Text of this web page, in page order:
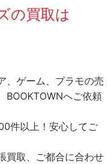
の買取は
、ゲーム、プラモの売
BOOKTOWNへご依頼
件以上！安心してご
買取、ご都合に合わせ